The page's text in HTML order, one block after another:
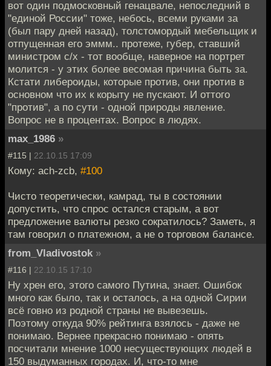
вот один подмосковный генацвале, непоследний в
"единой России" тоже, небось, всеми руками за
(был пару дней назад), толстомордый мебельщик и
отпущенная его эммм.. протеже, губер, ставший
министром с/х - тот вообще, наверное на портрет
молится - у этих более весомая причина быть за.
Кстати либероиды, которые против, они против в
основном что их к корыту не пускают. И оттого
"против", а по сути - одной природы явление.
Вопрос не в процентах. Вопрос в людях.
max_1986 »
#115 | 22.10.15 17:09
Кому: ach-zcb, #100
Чисто теоретически, камрад, ты в состоянии
допустить, что спрос остался старым, а вот
предложение валюты резко сократилось? Заметь, я
там говорил о платежном, а не о торговом балансе.
from_Vladivostok »
#116 | 22.10.15 17:10
Ну хрен его, этого самого Путина, знает. Ошибок
много как было, так и осталось, а на одной Сирии
всё говно из родной страны не вывезешь.
Поэтому откуда 90% рейтинга взялось - даже не
понимаю. Вернее прекрасно понимаю - опять
посчитали мнение 1000 несуществующих людей в
150 выдуманных городах. И, что-то мне